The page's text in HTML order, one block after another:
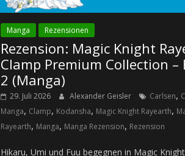
Manga Rezensionen
Rezension: Magic Knight
Clamp Premium Collection –
2 (Manga)
29. Juli 2026 Alexander Geisler Carlsen,
Manga, Clamp, Kodansha, Magic Knight Rayearth,
Rayearth, Manga, Manga Rezension, Rezension
Hikaru, Umi und Fuu begegnen in Magic Knight